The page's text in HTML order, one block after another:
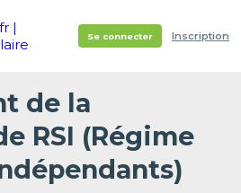
Se connecter Inscription
de la
RSI (Régime